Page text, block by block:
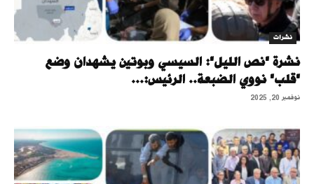
نشرات
نشرة "نص الليل": السيسي وبوتين يشهدان وضع
"قلب" نووي الضبعة.. الرئيس:...
نوفمبر 20, 2025